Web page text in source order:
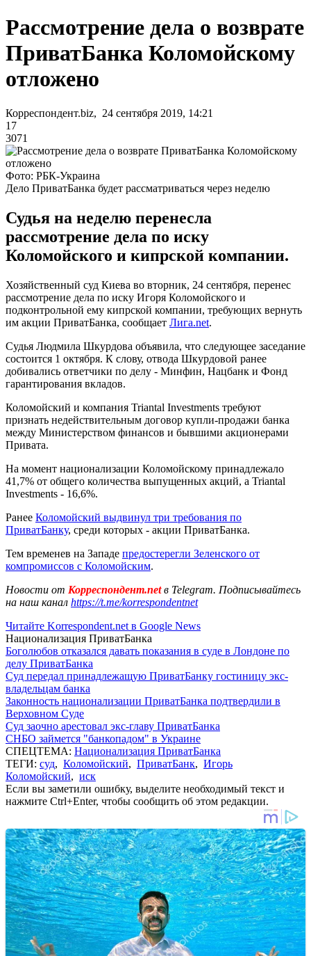
Рассмотрение дела о возврате
ПриватБанка Коломойскому
отложено
Корреспондент.biz, 24 сентября 2019, 14:21
17
3071
Фото: РБК-Украина
Дело ПриватБанка будет рассматриваться через неделю
Судья на неделю перенесла
рассмотрение дела по иску
Коломойского и кипрской компании.
Хозяйственный суд Киева во вторник, 24 сентября, перенес
рассмотрение дела по иску Игоря Коломойского и
подконтрольной ему кипрской компании, требующих вернуть
им акции ПриватБанка, сообщает Лига.net.
Судья Людмила Шкурдова объявила, что следующее заседание
состоится 1 октября. К слову, отвода Шкурдовой ранее
добивались ответчики по делу - Минфин, Нацбанк и Фонд
гарантирования вкладов.
Коломойский и компания Triantal Investments требуют
признать недействительным договор купли-продажи банка
между Министерством финансов и бывшими акционерами
Привата.
На момент национализации Коломойскому принадлежало
41,7% от общего количества выпущенных акций, а Triantal
Investments - 16,6%.
Ранее Коломойский выдвинул три требования по
ПриватБанку, среди которых - акции ПриватБанка.
Тем временев на Западе предостерегли Зеленского от
компромиссов с Коломойским.
Новости от Корреспондент.netв Telegram. Подписывайтесь
на наш канал https://t.me/korrespondentnet
Читайте Korrespondent.net в Google News
Национализация ПриватБанка
Боголюбов отказался давать показания в суде в Лондоне по
делу ПриватБанка
Суд передал принадлежащую ПриватБанку гостиницу экс-
владельцам банка
Законность национализации ПриватБанка подтвердили в
Верховном Суде
Суд заочно арестовал экс-главу ПриватБанка
СНБО займется "банкопадом" в Украине
СПЕЦТЕМА: Национализация ПриватБанка
ТЕГИ: суд, Коломойский, ПриватБанк, Игорь
Коломойский, иск
Если вы заметили ошибку, выделите необходимый текст и
нажмите Ctrl+Enter, чтобы сообщить об этом редакции.